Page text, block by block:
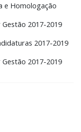
e Homologação
2017-2019
2017-2019
2017-2019